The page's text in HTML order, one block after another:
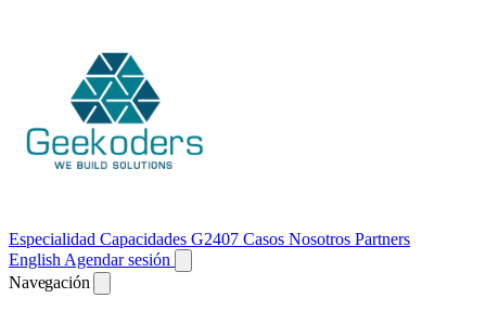
Especialidad Capacidades G2407 Casos Nosotros Partners
English Agendar sesión
Navegación